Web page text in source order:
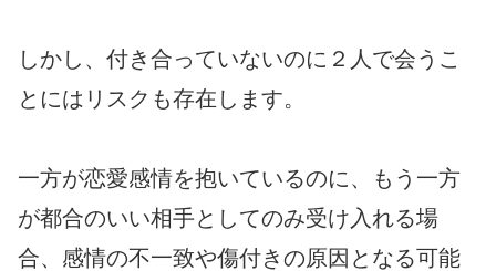
しかし、付き合っていないのに２人で会うこ
とにはリスクも存在します。
一方が恋愛感情を抱いているのに、もう一方
が都合のいい相手としてのみ受け入れる場
合、感情の不一致や傷付きの原因となる可能